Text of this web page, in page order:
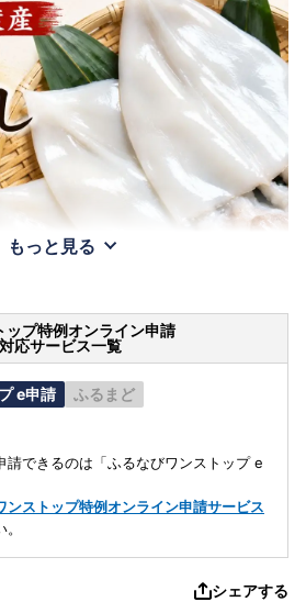
もっと見る
ップ特例オンライン申請
対応サービス一覧
e申請
ふるまど
請できるのは「ふるなびワンストップ e
ンストップ特例オンライン申請サービス
シェアする